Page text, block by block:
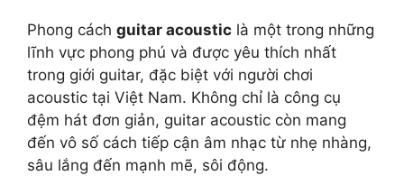
Phong cách guitar acoustic là một trong những
lĩnh vực phong phú và được yêu thích nhất
trong giới guitar, đặc biệt với người chơi
acoustic tại Việt Nam. Không chỉ là công cụ
đệm hát đơn giản, guitar acoustic còn mang
đến vô số cách tiếp cận âm nhạc từ nhẹ nhàng,
sâu lắng đến mạnh mẽ, sôi động.